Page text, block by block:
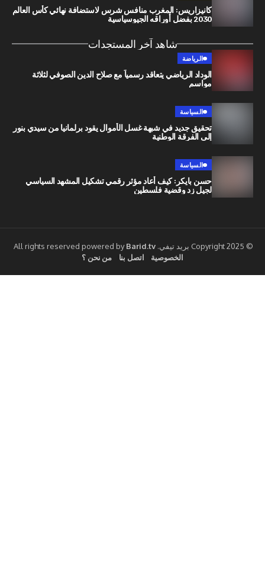
كانيزاريس: المغرب منافس شرس لاستضافة نهائي كأس العالم
شاهد آخر المستجدات
الوداد الرياضي يتعاقد رسمياً مع صلاح الدين الصوفي لثلاثة
مواسم
تحقيق جديد في شبهة غسل الأموال يقود برلمانيا من سيدي بنور
إلى الفرقة الوطنية
حسن بايكر: كيف أعاد مؤثر رقمي تشكيل المشهد السياسي
لجيل زد وقضية فلسطين
Barid.tv
اتصل بنا من نحن ؟